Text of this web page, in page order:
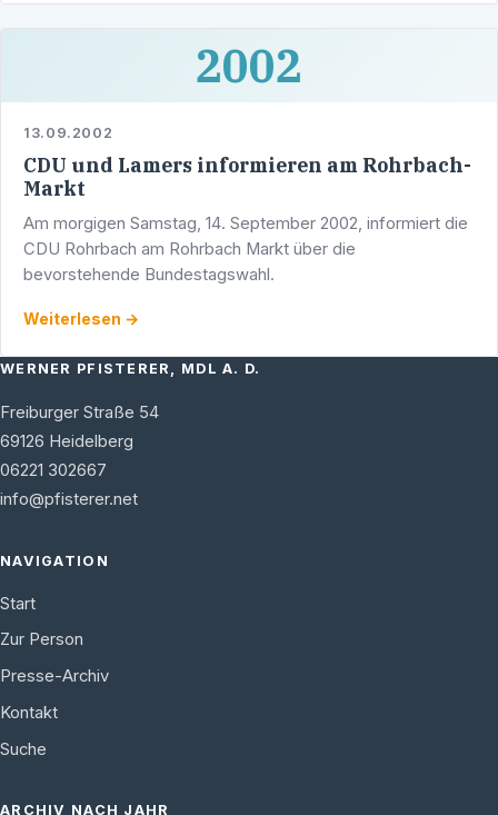
2002
13.09.2002
CDU und Lamers informieren am Rohrbach-
Markt
Am morgigen Samstag, 14. September 2002, informiert die
CDU Rohrbach am Rohrbach Markt über die
bevorstehende Bundestagswahl.
Weiterlesen →
WERNER PFISTERER, MDL A. D.
Freiburger Straße 54
69126 Heidelberg
06221 302667
info@pfisterer.net
NAVIGATION
Start
Zur Person
Presse-Archiv
Kontakt
Suche
ARCHIV NACH JAHR